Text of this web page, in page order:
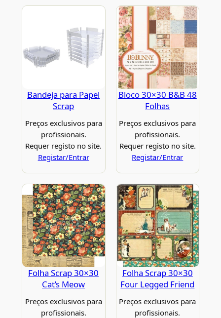
Bandeja para Papel
Scrap
Preços exclusivos para
profissionais.
Requer registo no site.
Registar/Entrar
Bloco 30×30 B&B 48
Folhas
Preços exclusivos para
profissionais.
Requer registo no site.
Registar/Entrar
Folha Scrap 30×30
Cat’s Meow
Preços exclusivos para
profissionais.
Folha Scrap 30×30
Four Legged Friend
Preços exclusivos para
profissionais.